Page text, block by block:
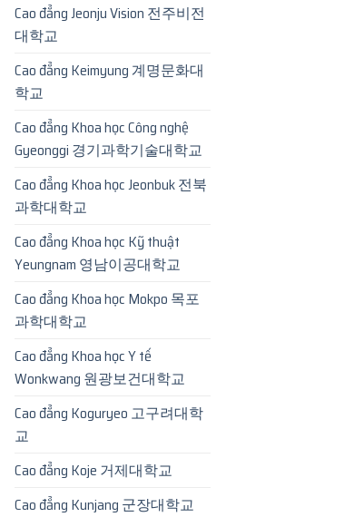
Cao đẳng Jeonju Vision 전주비전
대학교
Cao đẳng Keimyung 계명문화대
학교
Cao đẳng Khoa học Công nghệ
Gyeonggi 경기과학기술대학교
Cao đẳng Khoa học Jeonbuk 전북
과학대학교
Cao đẳng Khoa học Kỹ thuật
Yeungnam 영남이공대학교
Cao đẳng Khoa học Mokpo 목포
과학대학교
Cao đẳng Khoa học Y tế
Wonkwang 원광보건대학교
Cao đẳng Koguryeo 고구려대학
교
Cao đẳng Koje 거제대학교
Cao đẳng Kunjang 군장대학교